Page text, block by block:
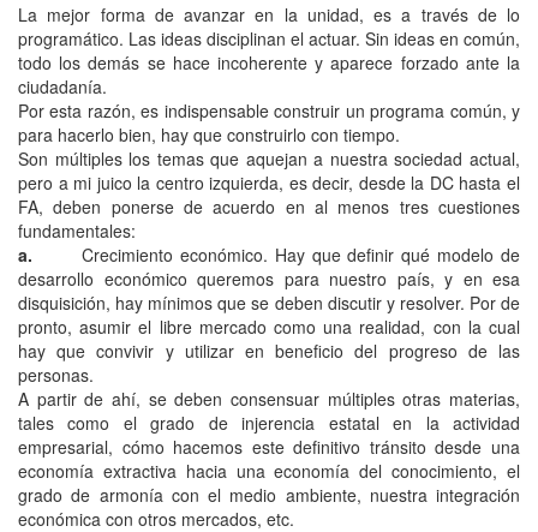
La mejor forma de avanzar en la unidad, es a través de lo
programático. Las ideas disciplinan el actuar. Sin ideas en común,
todo los demás se hace incoherente y aparece forzado ante la
ciudadanía.
Por esta razón, es indispensable construir un programa común, y
para hacerlo bien, hay que construirlo con tiempo.
Son múltiples los temas que aquejan a nuestra sociedad actual,
pero a mi juico la centro izquierda, es decir, desde la DC hasta el
FA, deben ponerse de acuerdo en al menos tres cuestiones
fundamentales:
a.
Crecimiento económico. Hay que definir qué modelo de
desarrollo económico queremos para nuestro país, y en esa
disquisición, hay mínimos que se deben discutir y resolver. Por de
pronto, asumir el libre mercado como una realidad, con la cual
hay que convivir y utilizar en beneficio del progreso de las
personas.
A partir de ahí, se deben consensuar múltiples otras materias,
tales como el grado de injerencia estatal en la actividad
empresarial, cómo hacemos este definitivo tránsito desde una
economía extractiva hacia una economía del conocimiento, el
grado de armonía con el medio ambiente, nuestra integración
económica con otros mercados, etc.